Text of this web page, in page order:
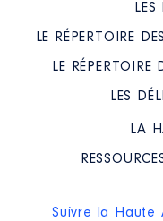
LE RÉPERTOIRE
LE RÉPERTOIRE
LES
LA
Suivre la Haute